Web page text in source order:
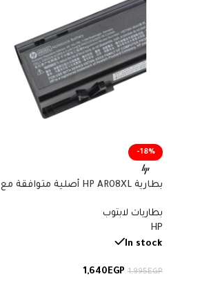
-18%
بطارية HP AR08XL أصلية متوافقة مع
بطاريات لابتوب
HP
In stock
1,995EGP
1,640EGP